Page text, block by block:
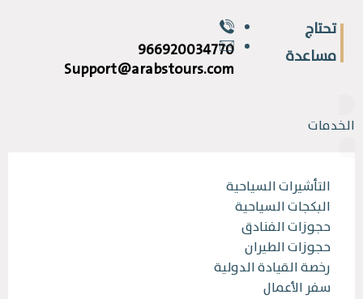
تحتاج
مساعدة
966920034770
Support@arabstours.com
الخدمات
التأشيرات السياحية
البكجات السياحية
حجوزات الفنادق
حجوزات الطيران
رخصة القيادة الدولية
سفر الأعمال